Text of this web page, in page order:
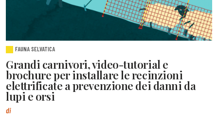
FAUNA SELVATICA
Grandi carnivori, video-tutorial e
brochure per installare le recinzioni
elettrificate a prevenzione dei danni da
lupi e orsi
di